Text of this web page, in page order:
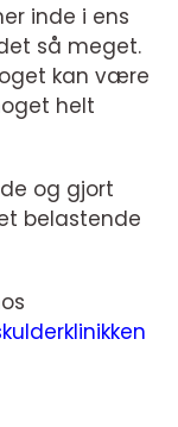
inde i ens
så meget.
kan være
helt
og gjort
belastende